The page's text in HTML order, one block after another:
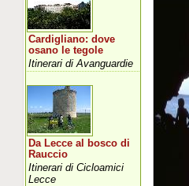
Cardigliano: dove
osano le tegole
Itinerari di Avanguardie
Da Lecce al bosco di
Rauccio
Itinerari di Cicloamici
Lecce